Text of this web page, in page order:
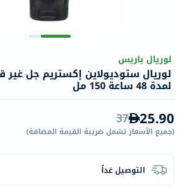
لوريال باريس
لوريال ستوديولاين إكستريم جل غير
لمدة 48 ساعة 150 مل
25.90
37
(جميع الأسعار تشمل ضريبة القيمة المضافة)
التوصيل غداً